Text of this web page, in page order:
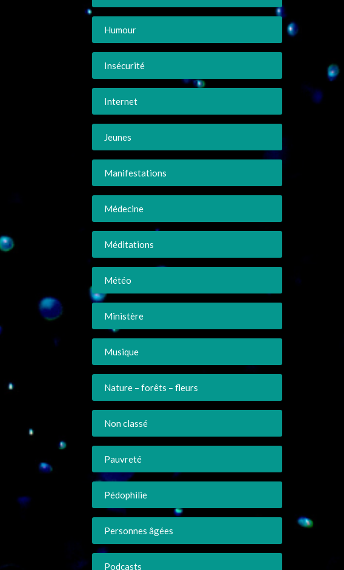
Humour
Insécurité
Internet
Jeunes
Manifestations
Médecine
Méditations
Météo
Ministère
Musique
Nature – forêts – fleurs
Non classé
Pauvreté
Pédophilie
Personnes âgées
Podcasts